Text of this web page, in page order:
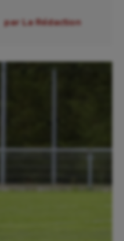
par La Rédaction